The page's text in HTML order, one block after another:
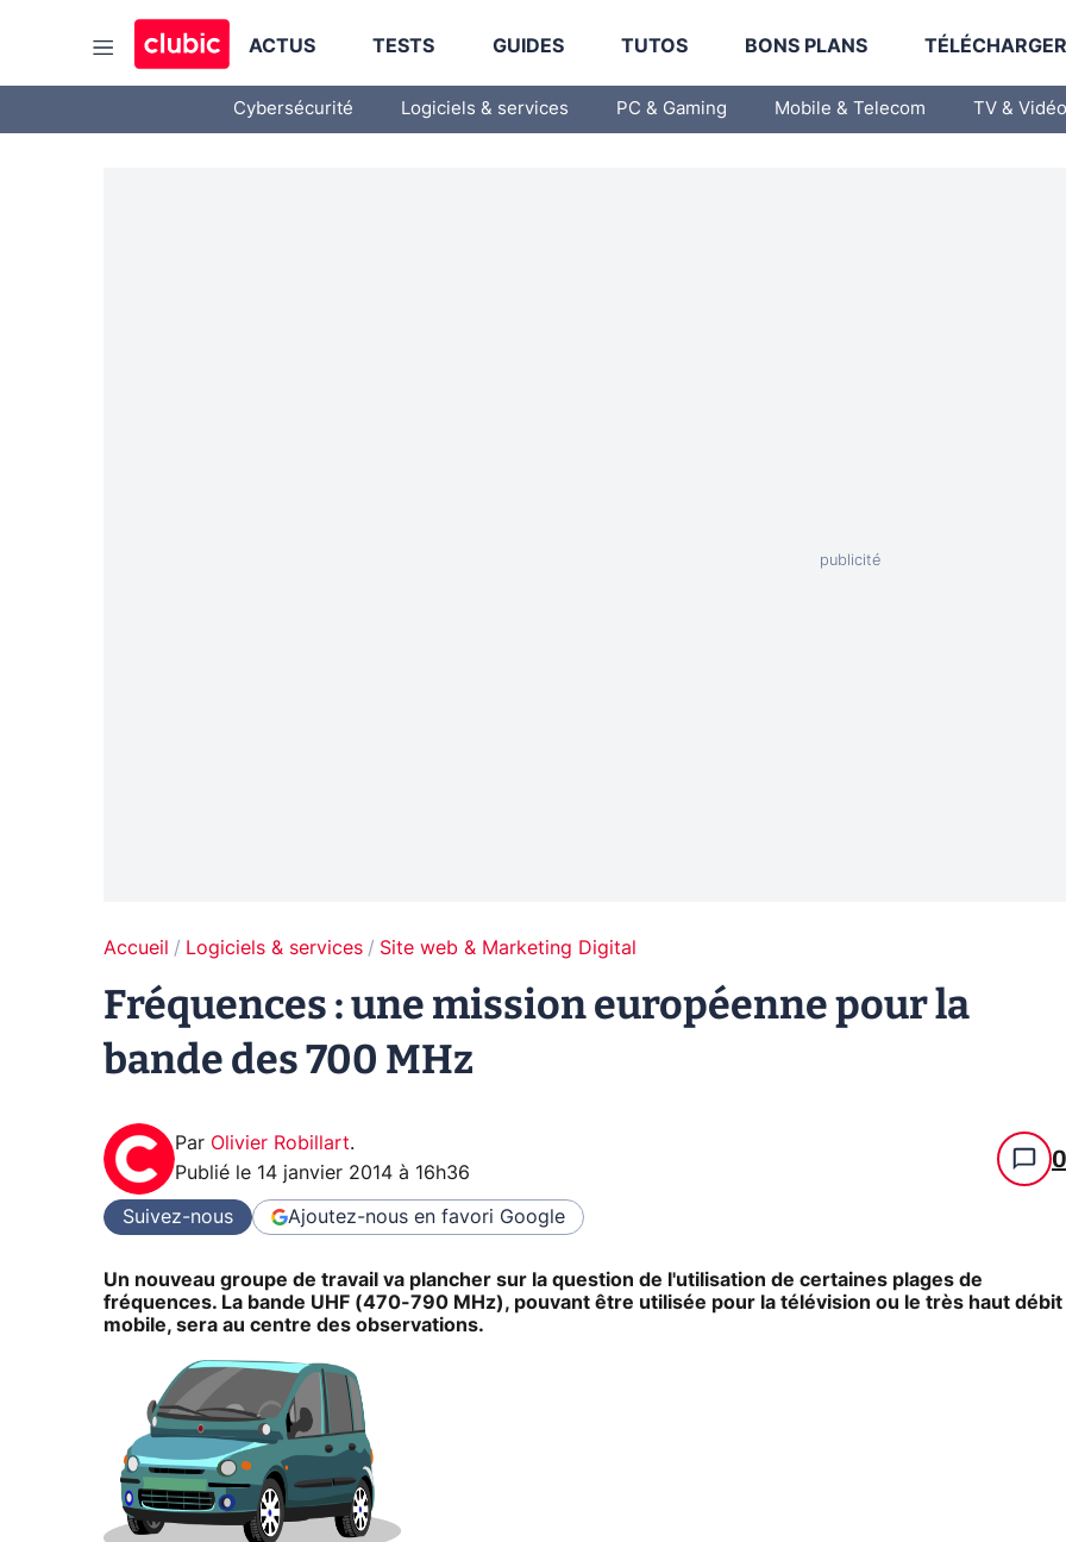
ACTUS TESTS GUIDES TUTOS BONS PLANS
Cybersécurité Logiciels & services PC & Gaming Mobile & Telecom TV & Vidéo
Accueil Logiciels & services Site web & Marketing Digital
Fréquences : une mission européenne pour la
bande des 700 MHz
Par Olivier Robillart.
Publié le 14 janvier 2014 à 16h36 0
Suivez-nous Ajoutez-nous en favori Google
Un nouveau groupe de travail va plancher sur la question de l'utilisation de certaines plages de
fréquences. La bande UHF (470-790 MHz), pouvant être utilisée pour la télévision ou le très haut débit
mobile, sera au centre des observations.